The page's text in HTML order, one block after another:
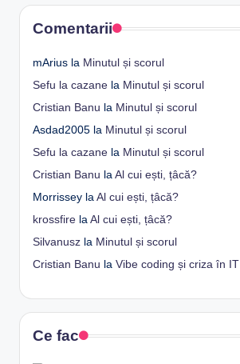
Comentarii
mArius la Minutul și scorul
Sefu la cazane la Minutul și scorul
Cristian Banu la Minutul și scorul
Asdad2005 la Minutul și scorul
Sefu la cazane la Minutul și scorul
Cristian Banu la Al cui ești, țâcă?
Morrissey la Al cui ești, țâcă?
krossfire la Al cui ești, țâcă?
Silvanusz la Minutul și scorul
Cristian Banu la Vibe coding și criza în IT
Ce fac